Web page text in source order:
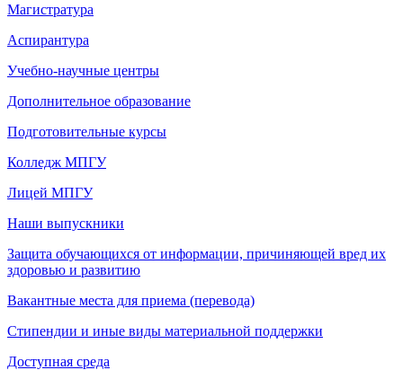
Магистратура
Аспирантура
Учебно-научные центры
Дополнительное образование
Подготовительные курсы
Колледж МПГУ
Лицей МПГУ
Наши выпускники
Защита обучающихся от информации, причиняющей вред их
здоровью и развитию
Вакантные места для приема (перевода)
Стипендии и иные виды материальной поддержки
Доступная среда